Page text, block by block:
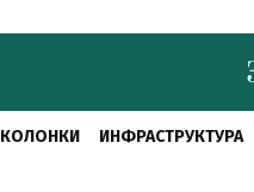
КОЛОНКИ ИНФРАСТРУКТУРА